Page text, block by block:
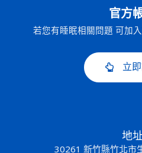
官方
若您有睡眠相關問題 可加
立
地
30261 新竹縣竹北市